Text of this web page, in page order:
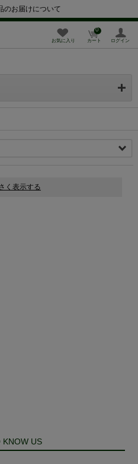
のお届けについて
お気に入り カート
0
ログイン
KNOW US